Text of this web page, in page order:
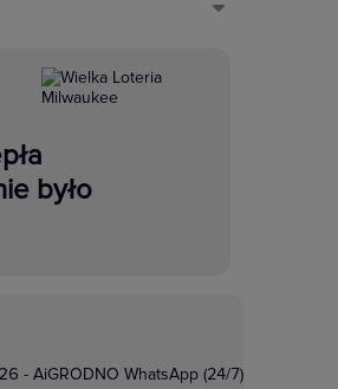
było
- AiGRODNO WhatsApp (24/7)